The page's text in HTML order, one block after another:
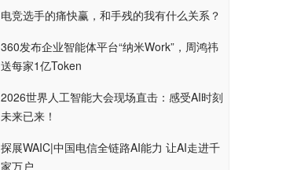
电竞选手的痛快赢，和手残的我有什么关系？
360发布企业智能体平台“纳米Work”，周鸿祎
送每家1亿Token
2026世界人工智能大会现场直击：感受AI时刻
未来已来！
探展WAIC|中国电信全链路AI能力 让AI走进千
家万户